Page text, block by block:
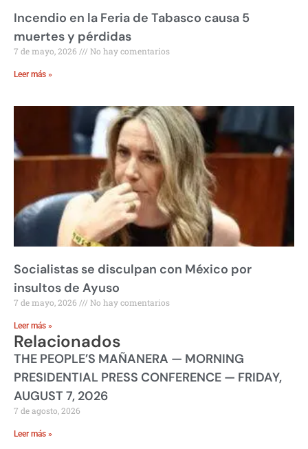
Incendio en la Feria de Tabasco causa 5
muertes y pérdidas
7 de mayo, 2026 No hay comentarios
Leer más »
Socialistas se disculpan con México por
insultos de Ayuso
7 de mayo, 2026 No hay comentarios
Leer más »
Relacionados
THE PEOPLE’S MAÑANERA — MORNING
PRESIDENTIAL PRESS CONFERENCE — FRIDAY,
AUGUST 7, 2026
7 de agosto, 2026
Leer más »